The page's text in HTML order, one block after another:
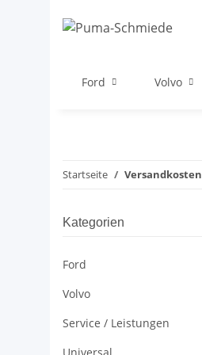
Ford Volvo
Startseite Versandkosten
Kategorien
Ford
Volvo
Service / Leistungen